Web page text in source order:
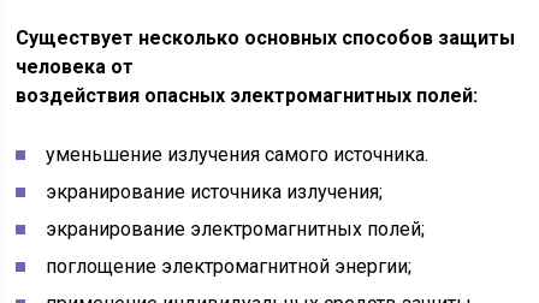
Существует несколько основных способов защиты
человека от
воздействия опасных электромагнитных полей:
уменьшение излучения самого источника.
экранирование источника излучения;
экранирование электромагнитных полей;
поглощение электромагнитной энергии;